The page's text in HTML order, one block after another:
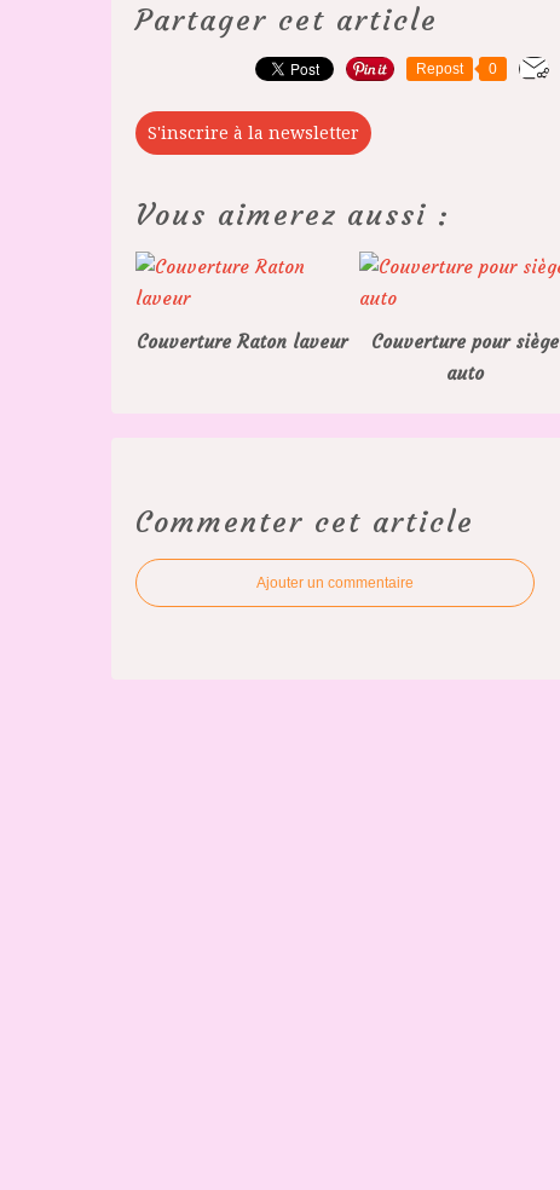
Partager cet article
Repost 0
S'inscrire à la newsletter
Vous aimerez aussi :
Couverture Raton laveur
Couverture pour siège
auto
Commenter cet article
Ajouter un commentaire